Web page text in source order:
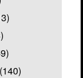
(140)